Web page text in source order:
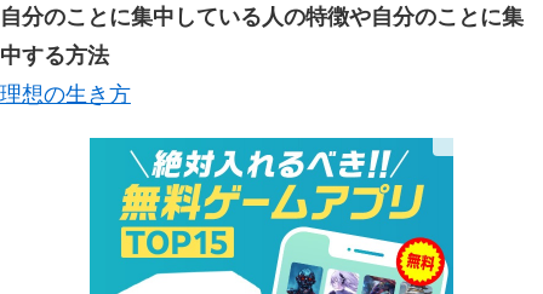
自分のことに集中している人の特徴や自分のことに集
中する方法
理想の生き方